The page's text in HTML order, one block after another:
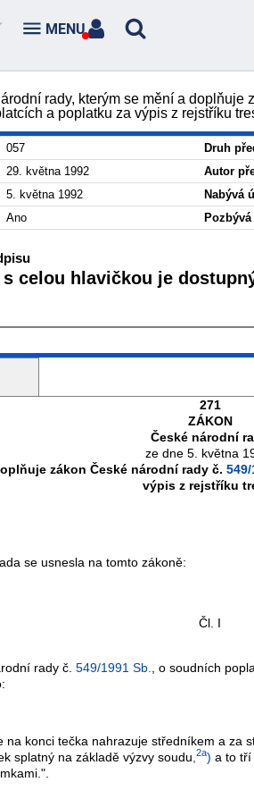
rady, kterým se mění a doplňuje
a poplatku za výpis z rejstříku
057
Druh
29. května 1992
Autor
5. května 1992
Nabývá
Ano
celou hlavičkou je
271
ZÁKON
České národní
ze dne 5. května
zákon České národní rady č.
výpis z rejstříku
se usnesla na tomto zákoně:
Čl. I
rady č. 549/1991 Sb.
, o soudních
na konci tečka nahrazuje středníkem a za
splatný na základě výzvy soudu 2a) a to tří
MENU
škody